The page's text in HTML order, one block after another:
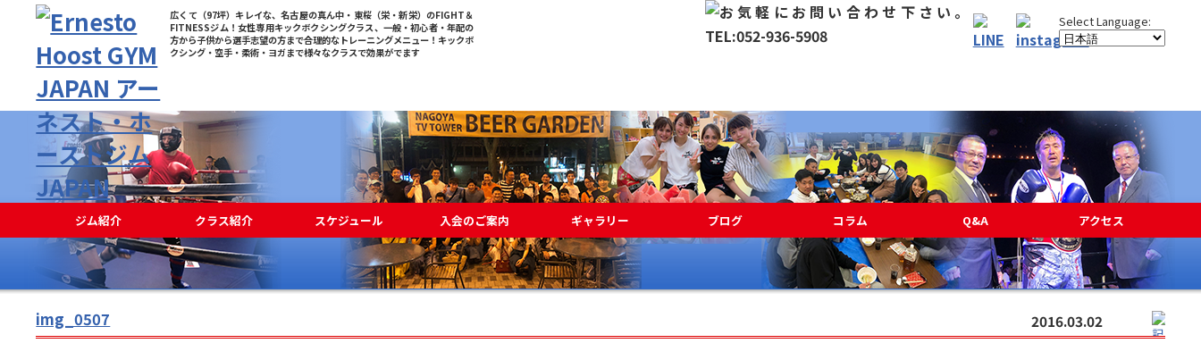
広くて（97坪）キレイな、名古屋の真ん中・東桜（栄・新栄）のFIGHT＆
FITNESSジム！女性専用キックボクシングクラス、一般・初心者・年配の
方から子供から選手志望の方まで合理的なトレーニングメニュー！キックボ
クシング・空手・柔術・ヨガまで様々なクラスで効果がでます
ジム紹介 クラス紹介 スケジュール 入会のご案内 ギャラリー ブログ コラム Q&A アクセス
img_0507 2016.03.02